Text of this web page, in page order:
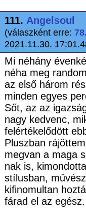
111. Angelsoul
(válaszként erre:
2021.11.30.
Mi néhány
néha meg
az első három
minden egyes
Sőt, az az
nagy kedvenc,
felértékelődött
Pluszban
megvan a maga
nak is,
stílusban,
kifinomultan
fárad el az egész.